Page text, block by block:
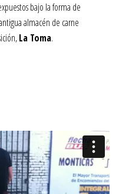
bajo la forma de
almacén de carne
La Toma.